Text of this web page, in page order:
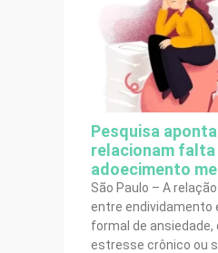
Pesquisa
relacionam falta
adoecimento
São Paulo – A relação
entre endividamento
formal de ansiedade,
estresse crônico ou